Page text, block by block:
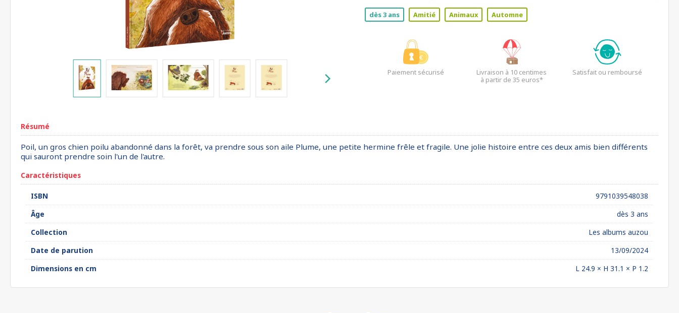
dès 3 ans Amitié Animaux Automne
Paiement sécurisé
Livraison à 10 centimes
à partir de 35 euros*
Satisfait ou remboursé
Résumé
Poil, un gros chien poilu abandonné dans la forêt, va prendre sous son aile Plume, une petite hermine frêle et fragile. Une jolie histoire entre ces deux amis bien différents
qui sauront prendre soin l'un de l'autre.
Caractéristiques
ISBN
9791039548038
Âge
dès 3 ans
Collection
Les albums auzou
Date de parution
13/09/2024
Dimensions en cm
L 24.9 × H 31.1 × P 1.2